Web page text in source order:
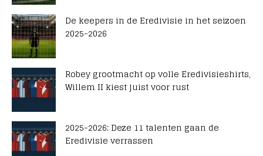
De keepers in de Eredivisie in het seizoen
2025-2026
Robey grootmacht op volle Eredivisieshirts,
Willem II kiest juist voor rust
2025-2026: Deze 11 talenten gaan de
Eredivisie verrassen